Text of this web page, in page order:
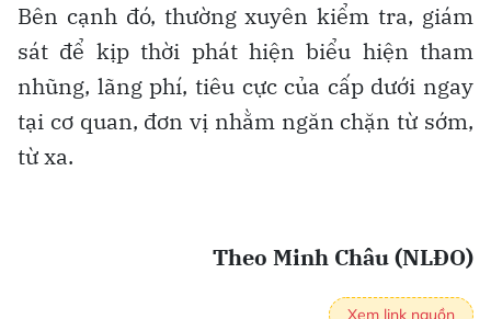
Bên cạnh đó, thường xuyên kiểm tra, giám
sát để kịp thời phát hiện biểu hiện tham
nhũng, lãng phí, tiêu cực của cấp dưới ngay
tại cơ quan, đơn vị nhằm ngăn chặn từ sớm,
từ xa.
Theo Minh Châu (NLĐO)
Xem link nguồn